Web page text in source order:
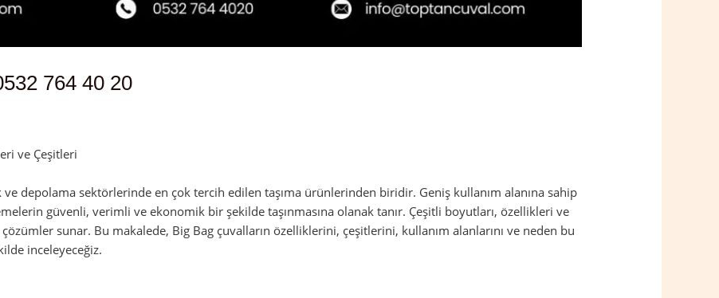
764 40 20
ve Çeşitleri
ve depolama sektörlerinde en çok tercih edilen taşıma ürünlerinden biridir. Geniş kullanım alanına sahip
güvenli, verimli ve ekonomik bir şekilde taşınmasına olanak tanır. Çeşitli boyutları, özellikleri ve
sunar. Bu makalede, Big Bag çuvalların özelliklerini, çeşitlerini, kullanım alanlarını ve neden bu
inceleyeceğiz.